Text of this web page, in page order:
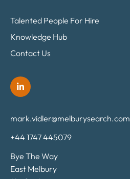
Talented People For Hire
Knowledge Hub
Contact Us
mark.vidler@melburysearch.com
+44 1747 445079
Bye The Way
East Melbury